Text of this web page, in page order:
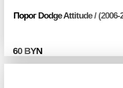
Порог Dodge Attitude /
60 BYN